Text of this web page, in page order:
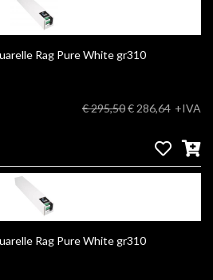
Rag Pure White gr310
€ 295,50€ 286,64 +IVA
Rag Pure White gr310